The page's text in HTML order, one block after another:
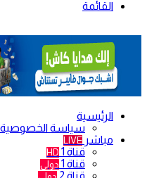
القائمة
الرئيسية
سياسة الخصوصية
مباشر LIVE
قناة 1 HD
قناة 1 دولي